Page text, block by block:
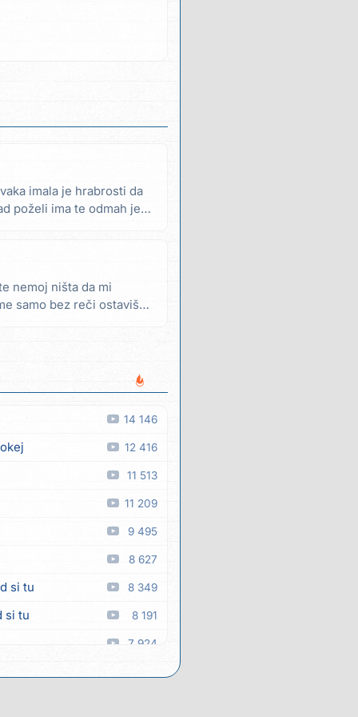
imala je hrabrosti da
poželi ima te odmah je
nemoj ništa da mi
samo bez reči ostaviš
14 146
12 416
11 513
11 209
9 495
8 627
si tu 8 349
si tu 8 191
7 924